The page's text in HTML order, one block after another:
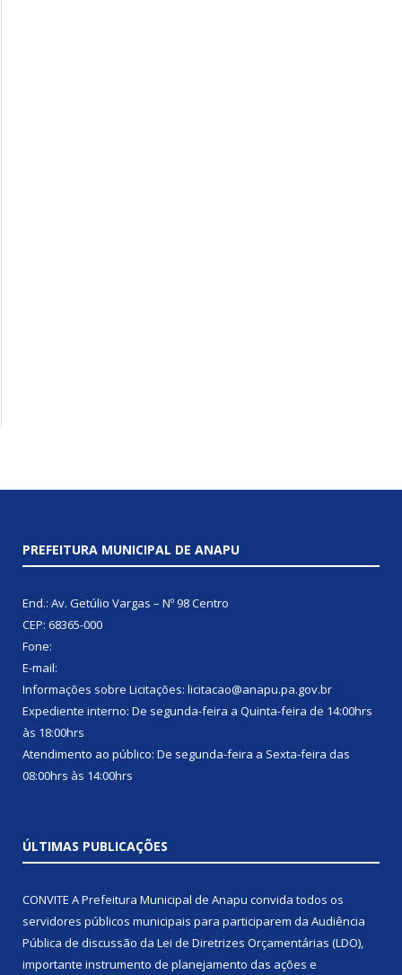
PREFEITURA MUNICIPAL DE ANAPU
End.: Av. Getúlio Vargas – Nº 98 Centro
CEP: 68365-000
Fone:
E-mail:
Informações sobre Licitações: licitacao@anapu.pa.gov.br
Expediente interno: De segunda-feira a Quinta-feira de 14:00hrs
às 18:00hrs
Atendimento ao público: De segunda-feira a Sexta-feira das
08:00hrs às 14:00hrs
ÚLTIMAS PUBLICAÇÕES
CONVITE A Prefeitura Municipal de Anapu convida todos os
servidores públicos municipais para participarem da Audiência
Pública de discussão da Lei de Diretrizes Orçamentárias (LDO),
importante instrumento de planejamento das ações e